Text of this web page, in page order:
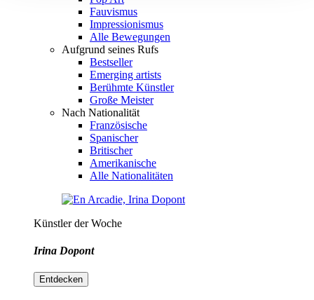
Fauvismus
Impressionismus
Alle Bewegungen
Aufgrund seines Rufs
Bestseller
Emerging artists
Berühmte Künstler
Große Meister
Nach Nationalität
Französische
Spanischer
Britischer
Amerikanische
Alle Nationalitäten
Künstler der Woche
Irina Dopont
Entdecken